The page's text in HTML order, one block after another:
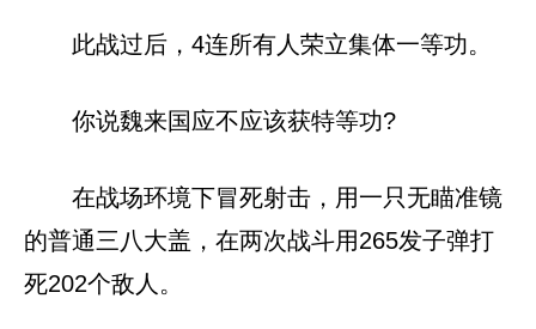
此战过后，4连所有人荣立集体一等功。
你说魏来国应不应该获特等功?
在战场环境下冒死射击，用一只无瞄准镜
的普通三八大盖，在两次战斗用265发子弹打
死202个敌人。